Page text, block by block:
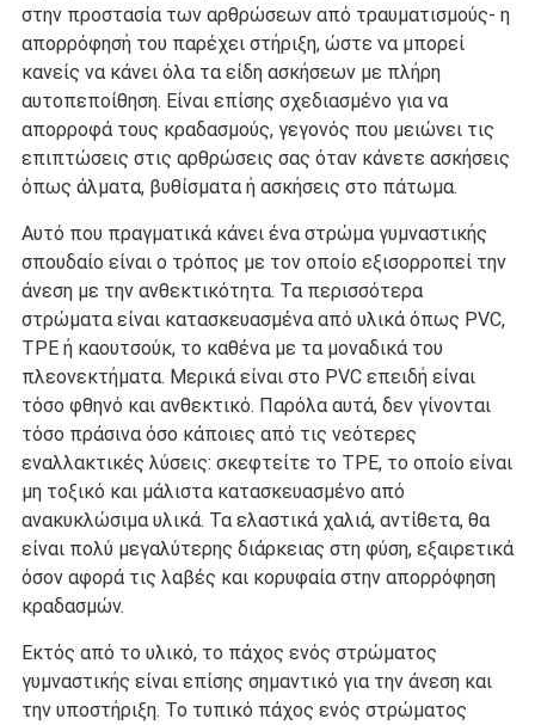
στην προστασία των αρθρώσεων από τραυματισμούς- η
απορρόφησή του παρέχει στήριξη, ώστε να μπορεί
κανείς να κάνει όλα τα είδη ασκήσεων με πλήρη
αυτοπεποίθηση. Είναι επίσης σχεδιασμένο για να
απορροφά τους κραδασμούς, γεγονός που μειώνει τις
επιπτώσεις στις αρθρώσεις σας όταν κάνετε ασκήσεις
όπως άλματα, βυθίσματα ή ασκήσεις στο πάτωμα.
Αυτό που πραγματικά κάνει ένα στρώμα γυμναστικής
σπουδαίο είναι ο τρόπος με τον οποίο εξισορροπεί την
άνεση με την ανθεκτικότητα. Τα περισσότερα
στρώματα είναι κατασκευασμένα από υλικά όπως PVC,
TPE ή καουτσούκ, το καθένα με τα μοναδικά του
πλεονεκτήματα. Μερικά είναι στο PVC επειδή είναι
τόσο φθηνό και ανθεκτικό. Παρόλα αυτά, δεν γίνονται
τόσο πράσινα όσο κάποιες από τις νεότερες
εναλλακτικές λύσεις: σκεφτείτε το TPE, το οποίο είναι
μη τοξικό και μάλιστα κατασκευασμένο από
ανακυκλώσιμα υλικά. Τα ελαστικά χαλιά, αντίθετα, θα
είναι πολύ μεγαλύτερης διάρκειας στη φύση, εξαιρετικά
όσον αφορά τις λαβές και κορυφαία στην απορρόφηση
κραδασμών.
Εκτός από το υλικό, το πάχος ενός στρώματος
γυμναστικής είναι επίσης σημαντικό για την άνεση και
την υποστήριξη. Το τυπικό πάχος ενός στρώματος